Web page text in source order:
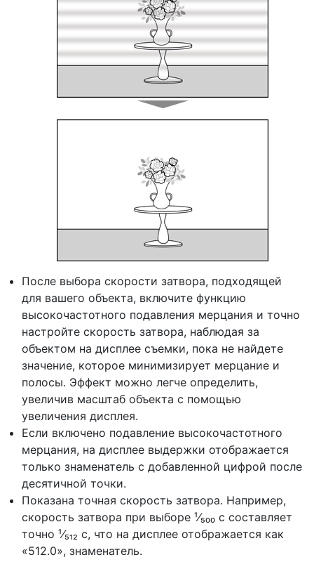
После выбора скорости затвора, подходящей
для вашего объекта, включите функцию
высокочастотного подавления мерцания и точно
настройте скорость затвора, наблюдая за
объектом на дисплее съемки, пока не найдете
значение, которое минимизирует мерцание и
полосы. Эффект можно легче определить,
увеличив масштаб объекта с помощью
увеличения дисплея.
Если включено подавление высокочастотного
мерцания, на дисплее выдержки отображается
только знаменатель с добавленной цифрой после
десятичной точки.
Показана точная скорость затвора. Например,
скорость затвора при выборе ¹⁄₅₀₀ с составляет
точно ¹⁄₅₁₂ с, что на дисплее отображается как
«512.0», знаменатель.